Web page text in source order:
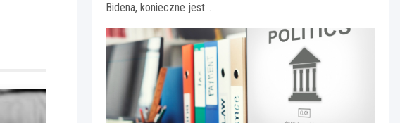
Bidena, konieczne jest…